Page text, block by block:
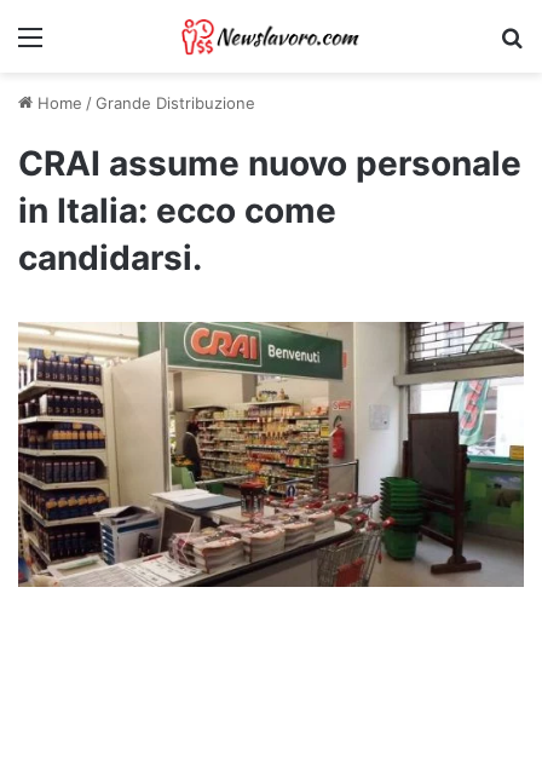
Menu
Home /Grande Distribuzione
CRAI assume nuovo personale
in Italia: ecco come
candidarsi.